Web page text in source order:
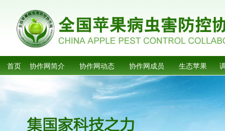
首页 协作网简介 协作网动态 协作网成员 生态苹果